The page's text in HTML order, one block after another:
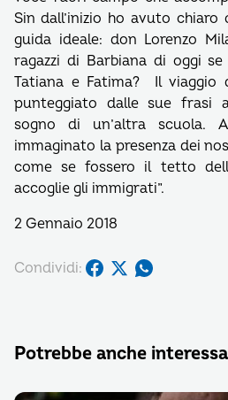
Sin dall’inizio ho avuto chiaro
guida ideale: don Lorenzo
ragazzi di Barbiana di oggi
Tatiana e Fatima? Il viaggio
punteggiato dalle sue frasi
sogno di un’altra scuola.
immaginato la presenza dei
come se fossero il tetto
accoglie gli immigrati”.
2 Gennaio 2018
Condividi:
Potrebbe anche